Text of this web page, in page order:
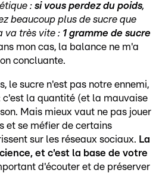
: si vous perdez du poids,
beaucoup plus de sucre que
va très vite : 1 gramme de sucre
mon cas, la balance ne m'a
concluante.
le sucre n'est pas notre ennemi,
c'est la quantité (et la mauvaise
Mais mieux vaut ne pas jouer
et se méfier de certains
sur les réseaux sociaux. La
et c'est la base de votre
d'écouter et de préserver